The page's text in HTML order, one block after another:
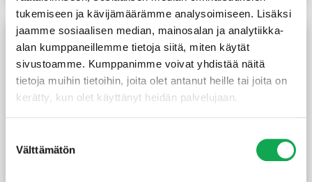
tukemiseen ja kävijämäärämme analysoimiseen. Lisäksi
jaamme sosiaalisen median, mainosalan ja analytiikka-
alan kumppaneillemme tietoja siitä, miten käytät
sivustoamme. Kumppanimme voivat yhdistää näitä
tietoja muihin tietoihin, joita olet antanut heille tai joita on
kerätty, kun olet käyttänyt heidän palvelujaan.
valinta
Välttämätön